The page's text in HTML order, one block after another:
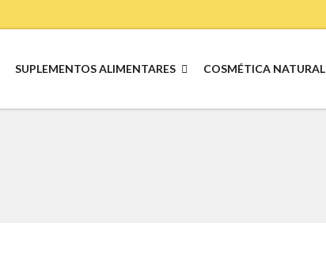
SUPLEMENTOS ALIMENTARES COSMÉTICA NATURAL